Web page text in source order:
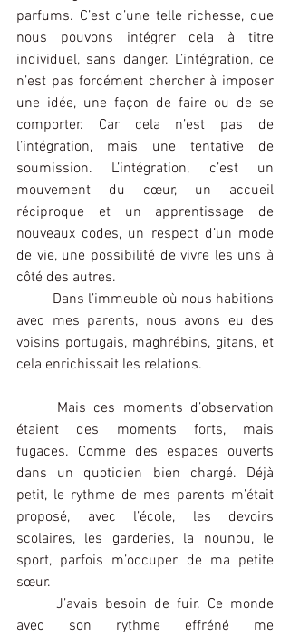
parfums. C’est d’une telle richesse, que
nous pouvons intégrer cela à titre
individuel, sans danger. L’intégration, ce
n’est pas forcément chercher à imposer
une idée, une façon de faire ou de se
comporter. Car cela n’est pas de
l’intégration, mais une tentative de
soumission. L’intégration, c’est un
mouvement du cœur, un accueil
réciproque et un apprentissage de
nouveaux codes, un respect d’un mode
de vie, une possibilité de vivre les uns à
côté des autres.
Dans l’immeuble où nous habitions
avec mes parents, nous avons eu des
voisins portugais, maghrébins, gitans, et
cela enrichissait les relations.
Mais ces moments d’observation
étaient des moments forts, mais
fugaces. Comme des espaces ouverts
dans un quotidien bien chargé. Déjà
petit, le rythme de mes parents m’était
proposé, avec l’école, les devoirs
scolaires, les garderies, la nounou, le
sport, parfois m’occuper de ma petite
sœur.
J’avais besoin de fuir. Ce monde
avec son rythme effréné me